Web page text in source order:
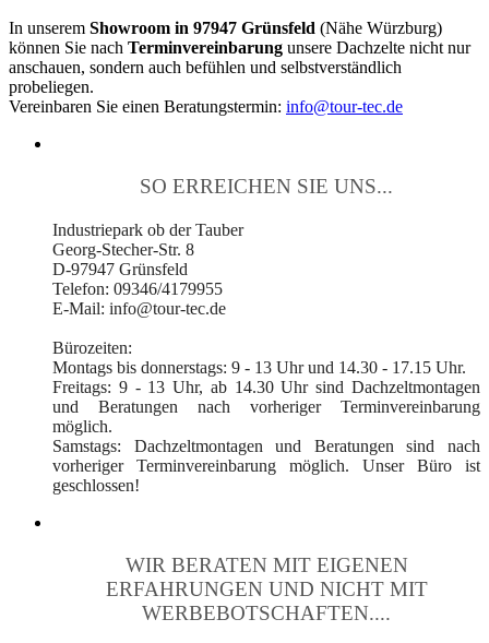
In unserem Showroom in 97947 Grünsfeld (Nähe Würzburg)
können Sie nach Terminvereinbarung unsere Dachzelte nicht nur
anschauen, sondern auch befühlen und selbstverständlich
probeliegen.
Vereinbaren Sie einen Beratungstermin: info@tour-tec.de
SO ERREICHEN SIE UNS...
Industriepark ob der Tauber
Georg-Stecher-Str. 8
D-97947 Grünsfeld
Telefon: 09346/4179955
E-Mail: info@tour-tec.de
Bürozeiten:
Montags bis donnerstags: 9 - 13 Uhr und 14.30 - 17.15 Uhr.
Freitags: 9 - 13 Uhr, ab 14.30 Uhr sind Dachzeltmontagen
und Beratungen nach vorheriger Terminvereinbarung
möglich.
Samstags: Dachzeltmontagen und Beratungen sind nach
vorheriger Terminvereinbarung möglich. Unser Büro ist
geschlossen!
WIR BERATEN MIT EIGENEN
ERFAHRUNGEN UND NICHT MIT
WERBEBOTSCHAFTEN....